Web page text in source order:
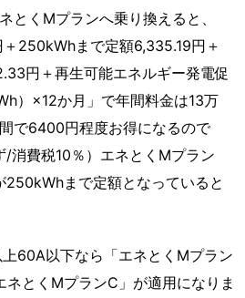
とくMプランへ乗り換えると、
＋250kWhまで定額6,335.19円＋
円＋再生可能エネルギー発電促
）×12か月」で年間料金は13万
で6400円程度お得になるので
消費税10％）エネとくMプラン
250kWhまで定額となっていると
60A以下なら「エネとくMプラン
とくMプランC」が適用になりま